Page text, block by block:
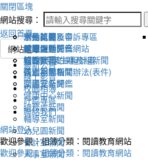
關閉區塊
網站搜尋：
返回首頁
網站選單
最新公告
宣傳新聞
教導處新聞
輔導室-學生事務組新聞
研習相關新聞
圖書室新聞
健康中心新聞
總務處新聞
輔導室新聞
幼兒園新聞
會計室新聞
人事室新聞
線上影音
活動比賽影音
新聞報導影音
校園影音
各處室影音
校園相簿
活動剪影
體育活動
適性社團
評鑑專區
學生獎懲及申訴專區
健康促進評鑑網站
115學年度課程計畫
性別平等相關辦法(表件)
交通安全評鑑
聯絡我們
網站登入
歡迎參觀：相簿分類：閱讀教育網站
歡迎參觀：相簿分類：閱讀教育網站